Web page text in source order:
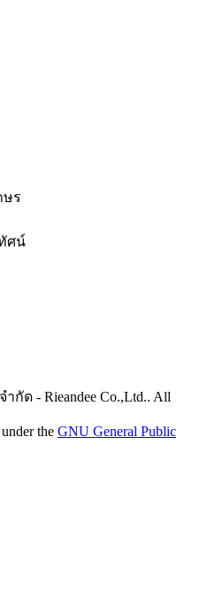
ษร
ศน์
กัด - Rieandee Co.,Ltd.. All
the GNU General Public